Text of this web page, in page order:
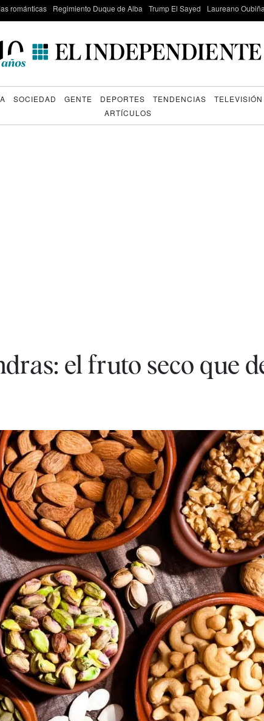
románticas Regimiento Duque de Alba Trump El Sayed Laureano
SOCIEDAD GENTE DEPORTES TENDENCIAS
TELEVISIÓN
ARTÍCULOS
el fruto seco que